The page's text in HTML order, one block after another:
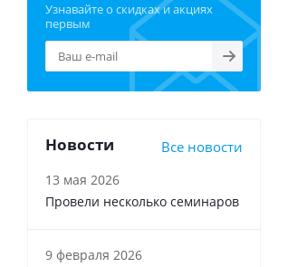
Узнавайте о скидках и акциях
первым
Новости Все новости
13 мая 2026
Провели несколько семинаров
9 февраля 2026